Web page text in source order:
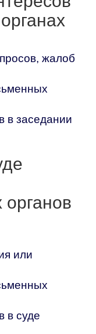
жалоб
в заседании
или
в суде